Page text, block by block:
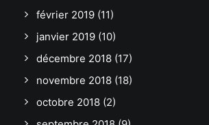
février 2019 (11)
janvier 2019 (10)
décembre 2018 (17)
novembre 2018 (18)
octobre 2018 (2)